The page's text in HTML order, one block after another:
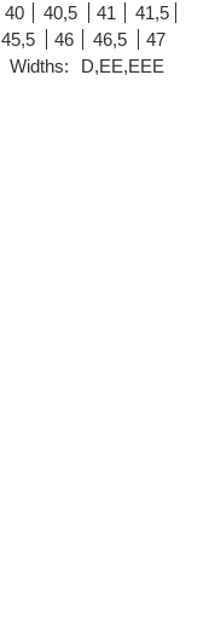
40 40,5 41
41,5
45,5 46 46,5
47
Widths: D,EE,EEE